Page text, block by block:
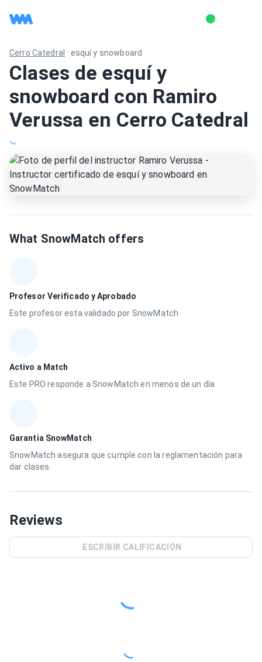
Cerro Catedral · esquí y snowboard
Clases de esquí y
snowboard con Ramiro
Verussa en Cerro Catedral
What SnowMatch offers
Profesor Verificado y Aprobado
Este profesor esta validado por SnowMatch
Activo a Match
Este PRO responde a SnowMatch en menos de un día
Garantia SnowMatch
SnowMatch asegura que cumple con la reglamentación para
dar clases
Reviews
ESCRIBIR CALIFICACIÓN